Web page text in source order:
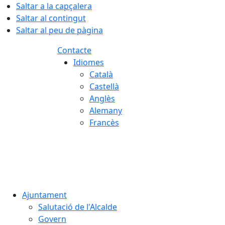
Saltar a la capçalera
Saltar al contingut
Saltar al peu de pàgina
Contacte
Idiomes
Català
Castellà
Anglès
Alemany
Francès
Ajuntament
Salutació de l'Alcalde
Govern